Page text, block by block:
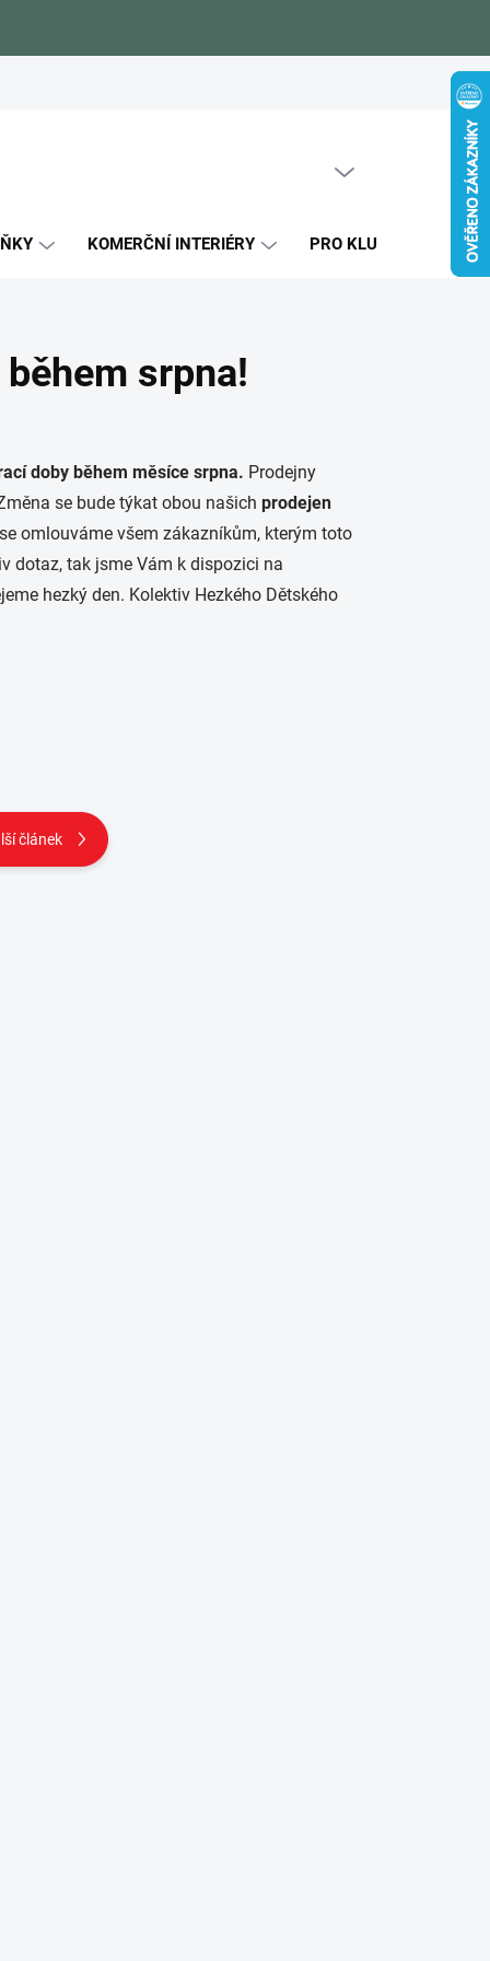
Certifikáty
KOMERČNÍ INTERIÉRY PRO KLUKY
srpna!
doby během měsíce srpna. Prodejny
se bude týkat obou našich prodejen
omlouváme všem zákazníkům, kterým toto
dotaz, tak jsme Vám k dispozici na
hezký den. Kolektiv Hezkého Dětského
článek